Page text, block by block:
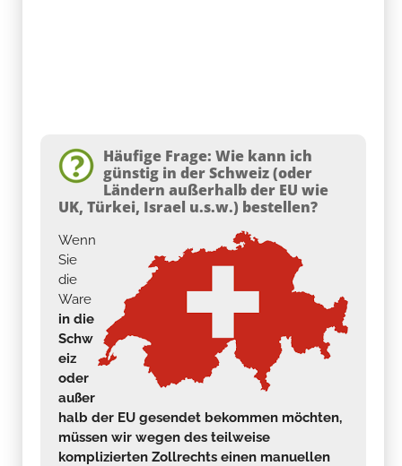
Häufige Frage: Wie kann ich
günstig in der Schweiz (oder
Ländern außerhalb der EU wie
UK, Türkei, Israel u.s.w.) bestellen?
Wenn
Sie
die
Ware
in die
Schw
eiz
oder
außer
halb der EU gesendet bekommen möchten,
müssen wir wegen des teilweise
komplizierten Zollrechts einen manuellen